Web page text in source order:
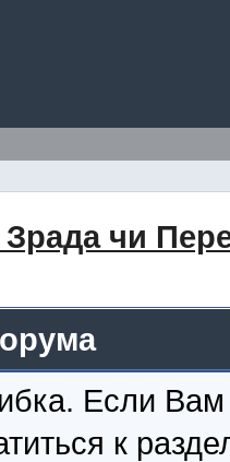
Зрада чи
Если
к